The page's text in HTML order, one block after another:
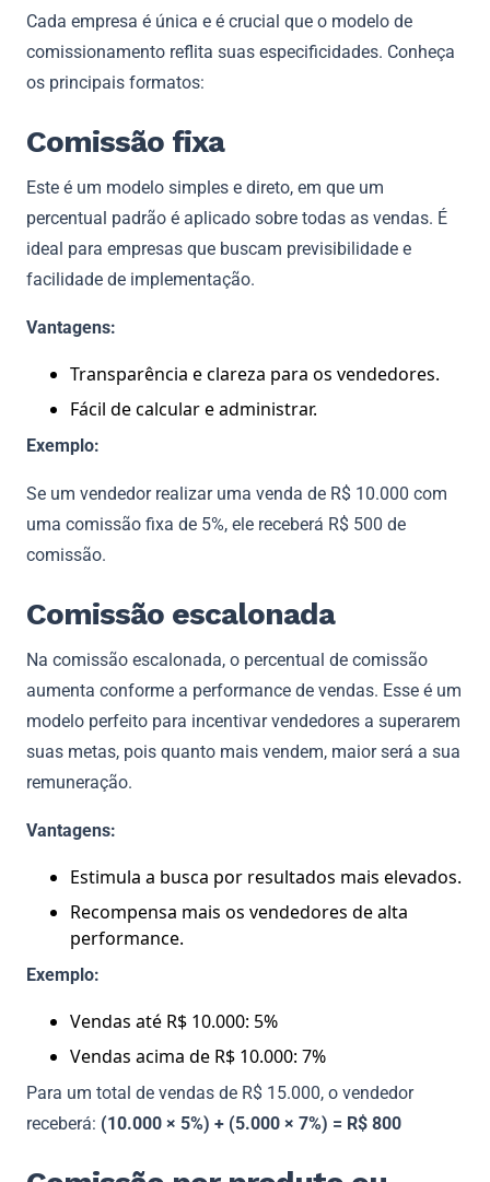
Cada empresa é única e é crucial que o modelo de
comissionamento reflita suas especificidades. Conheça
os principais formatos:
Comissão fixa
Este é um modelo simples e direto, em que um
percentual padrão é aplicado sobre todas as vendas. É
ideal para empresas que buscam previsibilidade e
facilidade de implementação.
Vantagens:
Transparência e clareza para os vendedores.
Fácil de calcular e administrar.
Exemplo:
Se um vendedor realizar uma venda de R$ 10.000 com
uma comissão fixa de 5%, ele receberá R$ 500 de
comissão.
Comissão escalonada
Na comissão escalonada, o percentual de comissão
aumenta conforme a performance de vendas. Esse é um
modelo perfeito para incentivar vendedores a superarem
suas metas, pois quanto mais vendem, maior será a sua
remuneração.
Vantagens:
Estimula a busca por resultados mais elevados.
Recompensa mais os vendedores de alta
performance.
Exemplo:
Vendas até R$ 10.000: 5%
Vendas acima de R$ 10.000: 7%
Para um total de vendas de R$ 15.000, o vendedor
receberá: (10.000 × 5%) + (5.000 × 7%) = R$ 800